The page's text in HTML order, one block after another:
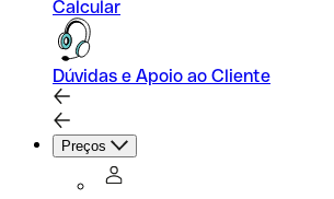
Calcular
Dúvidas e Apoio ao Cliente
Preços